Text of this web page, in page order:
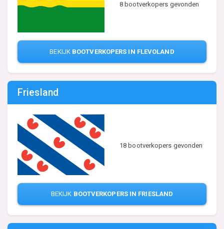
8 bootverkopers gevonden
BEKIJK BOOTVERKOPERS IN FLEVOLAND
Friesland
18 bootverkopers gevonden
BEKIJK BOOTVERKOPERS IN FRIESLAND